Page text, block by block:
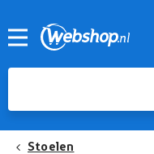
Stoelen